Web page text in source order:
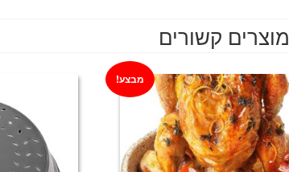
מוצרים קשורים
מבצע!